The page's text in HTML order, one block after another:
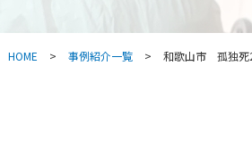
HOME > 事例紹介一覧 > 和歌山市 孤独死